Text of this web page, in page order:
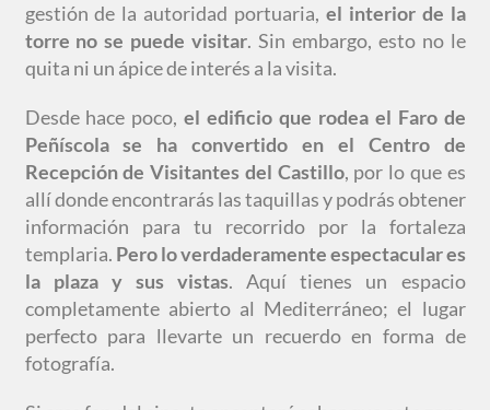
gestión de la autoridad portuaria, el interior de la
torre no se puede visitar. Sin embargo, esto no le
quita ni un ápice de interés a la visita.
Desde hace poco,el edificio que rodea el Faro de
Peñíscola se ha convertido en el Centro de
Recepción de Visitantes del Castillo, por lo que es
allí donde encontrarás las taquillas y podrás obtener
información para tu recorrido por la fortaleza
templaria. Pero lo verdaderamente espectacular es
la plaza y sus vistas. Aquí tienes un espacio
completamente abierto al Mediterráneo; el lugar
perfecto para llevarte un recuerdo en forma de
fotografía.